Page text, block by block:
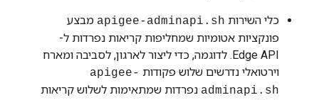
כלי השירות apigee-adminapi.sh מבצע
פונקציות אטומיות שמחליפות קריאות נפרדות ל-
Edge API. לדוגמה, כדי ליצור לארגון, לסביבה ומארח
וירטואלי נדרשים שלוש פקודות apigee-
adminapi.sh נפרדות שמתאימות לשלוש קריאות